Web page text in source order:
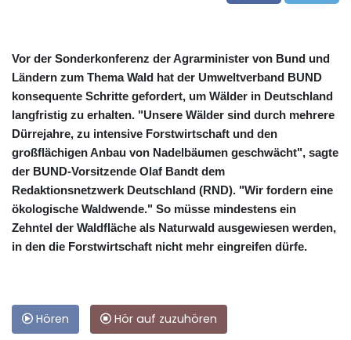
Vor der Sonderkonferenz der Agrarminister von Bund und
Ländern zum Thema Wald hat der Umweltverband BUND
konsequente Schritte gefordert, um Wälder in Deutschland
langfristig zu erhalten. "Unsere Wälder sind durch mehrere
Dürrejahre, zu intensive Forstwirtschaft und den
großflächigen Anbau von Nadelbäumen geschwächt", sagte
der BUND-Vorsitzende Olaf Bandt dem
Redaktionsnetzwerk Deutschland (RND). "Wir fordern eine
ökologische Waldwende." So müsse mindestens ein
Zehntel der Waldfläche als Naturwald ausgewiesen werden,
in den die Forstwirtschaft nicht mehr eingreifen dürfe.
Hören Hör auf zuzuhören